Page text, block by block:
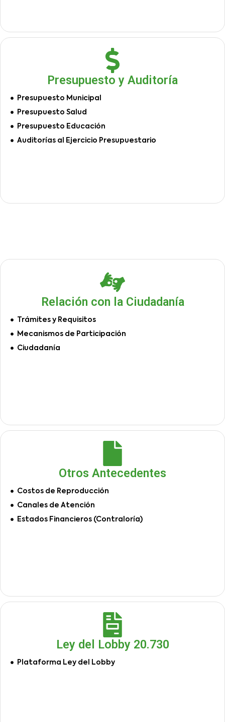
Presupuesto y Auditoría
Presupuesto Municipal
Presupuesto Salud
Presupuesto Educación
Auditorías al Ejercicio Presupuestario
Relación con la Ciudadanía
Trámites y Requisitos
Mecanismos de Participación
Ciudadanía
Otros Antecedentes
Costos de Reproducción
Canales de Atención
Estados Financieros (Contraloría)
Ley del Lobby 20.730
Plataforma Ley del Lobby